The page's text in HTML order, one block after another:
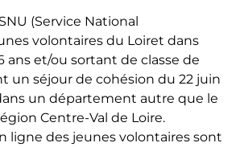
(Service National
volontaires du Loiret dans
ans et/ou sortant de classe de
un séjour de cohésion du 22 juin
un département autre que le
Centre-Val de Loire.
ligne des jeunes volontaires sont